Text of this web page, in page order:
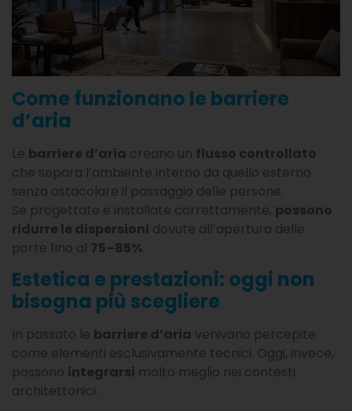
Come funzionano le barriere
d’aria
Le barriere d’aria creano un flusso controllato
che separa l’ambiente interno da quello esterno
senza ostacolare il passaggio delle persone.
Se progettate e installate correttamente, possono
ridurre le dispersioni dovute all’apertura delle
porte fino al 75–85%.
Estetica e prestazioni: oggi non
bisogna più scegliere
In passato le barriere d’aria venivano percepite
come elementi esclusivamente tecnici. Oggi, invece,
possono integrarsi molto meglio nei contesti
architettonici.